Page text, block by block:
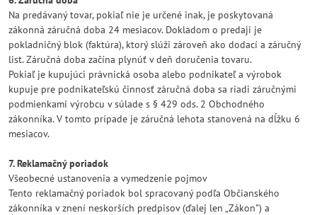
Na predávaný tovar, pokiaľ nie je určené inak, je poskytovaná
zákonná záručná doba 24 mesiacov. Dokladom o predaji je
pokladničný blok (faktúra), ktorý slúži zároveň ako dodací a záručný
list. Záručná doba začína plynúť v deň doručenia tovaru.
Pokiaľ je kupujúci právnická osoba alebo podnikateľ a výrobok
kupuje pre podnikateľskú činnosť záručná doba sa riadi záručnými
podmienkami výrobcu v súlade s § 429 ods. 2 Obchodného
zákonníka. V tomto prípade je záručná lehota stanovená na dĺžku 6
mesiacov.
7. Reklamačný poriadok
Všeobecné ustanovenia a vymedzenie pojmov
Tento reklamačný poriadok bol spracovaný podľa Občianského
zákonníka v znení neskorších predpisov (ďalej len „Zákon") a